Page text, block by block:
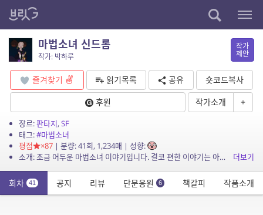
마법소녀 신드롬
작가: 박하루
작가
제안
즐겨찾기 읽기목록 공유
숏코드복사
후원
작가소개 +
장르:판타지,SF
태그:#마법소녀
평점
×87| 분량: 41회, 1,234매 | 성향:
소개: 조금 어두운 마법소녀 이야기입니다. 결코 편한 이야기는 아닐 거예요. 어느날 갑자기 소녀들이 마법소녀로 선택되기 시작해요. 그리고 적들과 싸우게 되죠. 하지만 이곳은 현대 대한민국...
더보기
회차 41 공지 리뷰 단문응원 6 책갈피 작품소개